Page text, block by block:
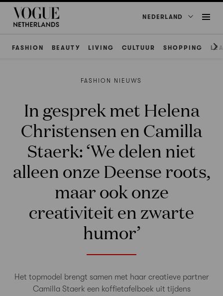
NEDERLAND
FASHION BEAUTY LIVING CULTUUR SHOPPING
FASHION NIEUWS
In gesprek met Helena
Christensen en Camilla
Staerk: ‘We delen niet
alleen onze Deense roots,
maar ook onze
creativiteit en zwarte
humor’
Het topmodel brengt samen met haar creatieve partner
Camilla Staerk een koffietafelboek uit tijdens